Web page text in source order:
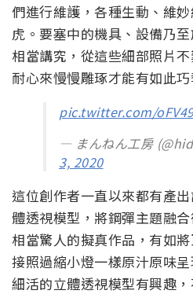
們進行維護，各種生動、維
虎。要塞中的機具、設備乃
相當講究，從這些細部照片
耐心來慢慢雕琢才能有如此巧
pic.twitter.com/
— まんねん工房
3, 2020
這位創作者一直以來都有產
體透視模型，將鋼彈主題融
相當驚人的擬真作品，有如
接照過縮小燈一樣原汁原味
細活的立體透視模型有興趣